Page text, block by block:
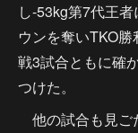
し-53kg第7代王
ウンを奪いTKO
戦3試合ともに確
つけた。
他の試合も見ご